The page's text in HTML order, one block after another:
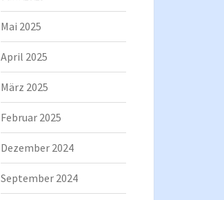
Mai 2025
April 2025
März 2025
Februar 2025
Dezember 2024
September 2024